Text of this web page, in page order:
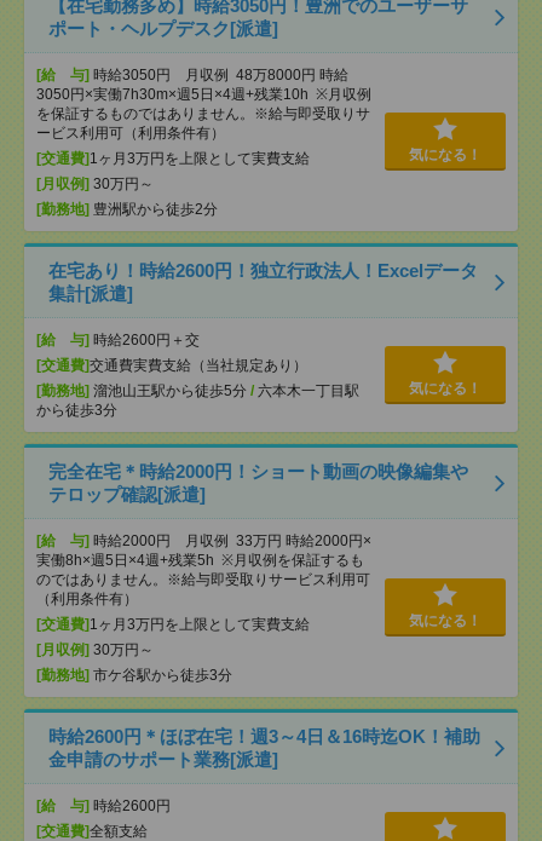
【在宅勤務多め】時給3050円！豊洲でのユーザーサ
ポート・ヘルプデスク[派遣]
[給 与] 時給3050円 月収例 48万8000円 時給
3050円×実働7h30m×週5日×4週+残業10h ※月収例
を保証するものではありません。※給与即受取りサ
ービス利用可（利用条件有）
[交通費] 1ヶ月3万円を上限として実費支給
[月収例] 30万円～
[勤務地] 豊洲駅から徒歩2分
気になる！
在宅あり！時給2600円！独立行政法人！Excelデータ
集計[派遣]
[給 与] 時給2600円＋交
[交通費]交通費実費支給（当社規定あり）
[勤務地] 溜池山王駅から徒歩5分 / 六本木一丁目駅
から徒歩3分
気になる！
完全在宅＊時給2000円！ショート動画の映像編集や
テロップ確認[派遣]
[給 与] 時給2000円 月収例 33万円 時給2000円×
実働8h×週5日×4週+残業5h ※月収例を保証するも
のではありません。※給与即受取りサービス利用可
（利用条件有）
[交通費] 1ヶ月3万円を上限として実費支給
[月収例] 30万円～
[勤務地] 市ケ谷駅から徒歩3分
気になる！
時給2600円＊ほぼ在宅！週3～4日＆16時迄OK！補助
金申請のサポート業務[派遣]
[給 与] 時給2600円
[交通費]全額支給